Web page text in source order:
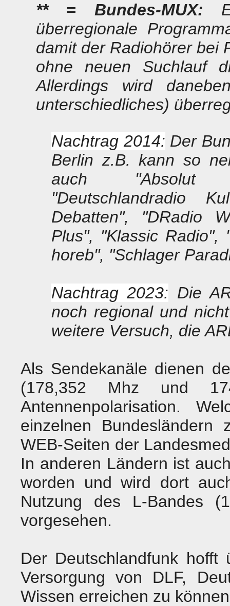
** = Bundes-MUX:
überregionale
damit der Radiohörer bei
ohne neuen Suchlauf
Allerdings wird
unterschiedliches)
Nachtrag 2014: Der
Berlin z.B. kann so
auch "Absolut
"Deutschlandradio
Debatten", "DRadio
Plus", "Klassic Radio",
horeb", "Schlager
Nachtrag 2023: Die
noch regional und
weitere Versuch, die
Als Sendekanäle dienen
(178,352 Mhz und
Antennenpolarisation.
einzelnen
WEB-Seiten der
In anderen Ländern ist
worden und wird dort
Nutzung des L-Bandes (
vorgesehen.
Der Deutschlandfunk hofft
Versorgung von DLF,
Wissen erreichen zu